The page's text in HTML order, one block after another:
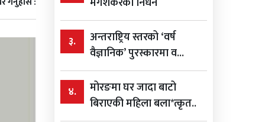
३.
अन्तराष्ट्रिय स्तरको ‘वर्ष
वैज्ञानिक’ पुरस्कारमा व...
४.
मोरङमा घर जादा बाटो
बिराएकी महिला बला*त्कृत..